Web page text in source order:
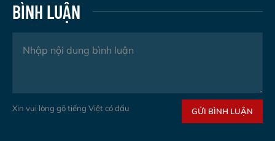
BÌNH LUẬN
Xin vui lòng gõ tiếng Việt có dấu GỬI BÌNH LUẬN